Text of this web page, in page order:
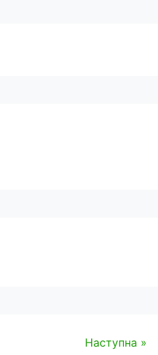
Наступна »